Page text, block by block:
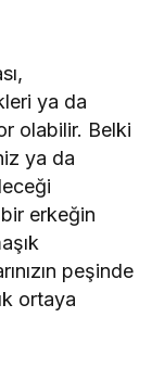
ya da
olabilir. Belki
ya da
erkeğin
peşinde
ortaya